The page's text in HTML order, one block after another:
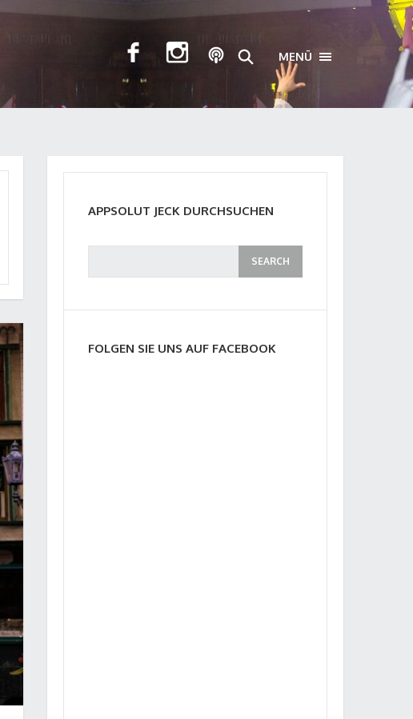
MENÜ TOGGLE
APPSOLUT JECK DURCHSUCHEN
FOLGEN SIE UNS AUF FACEBOOK